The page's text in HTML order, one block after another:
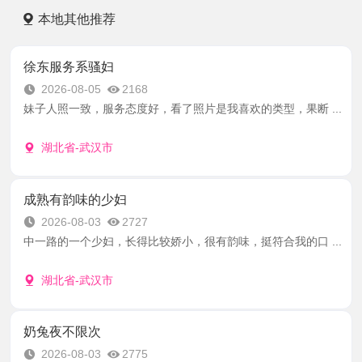
本地其他推荐
徐东服务系骚妇
2026-08-05
2168
妹子人照一致，服务态度好，看了照片是我喜欢的类型，果断 ...
湖北省-武汉市
成熟有韵味的少妇
2026-08-03
2727
中一路的一个少妇，长得比较娇小，很有韵味，挺符合我的口 ...
湖北省-武汉市
奶兔夜不限次
2026-08-03
2775